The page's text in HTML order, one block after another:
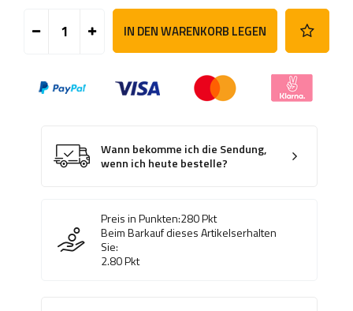
IN DEN WARENKORB LEGEN
Wann bekomme ich die Sendung,
wenn ich heute bestelle?
Preis in Punkten:280Pkt
Beim Barkauf dieses Artikelserhalten
Sie:
2.80Pkt